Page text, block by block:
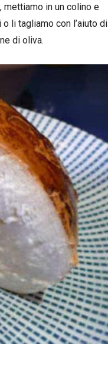
mettiamo in un colino e
li tagliamo con l’aiuto di
di oliva.